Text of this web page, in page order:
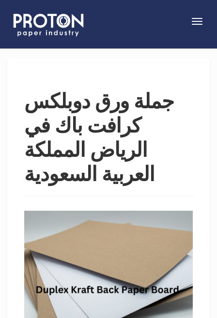
جملة ورق دوبلكس
كرافت باك في
الرياض المملكة
العربية السعودية